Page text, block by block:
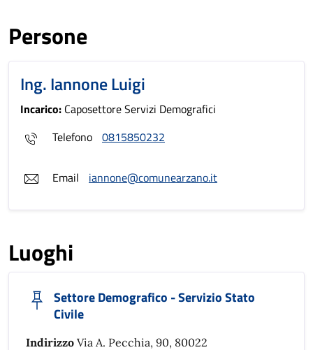
Persone
Ing. Iannone Luigi
Incarico: Caposettore Servizi Demografici
Telefono 0815850232
Email iannone@comunearzano.it
Luoghi
Settore Demografico - Servizio Stato
Civile
Indirizzo Via A. Pecchia, 90, 80022